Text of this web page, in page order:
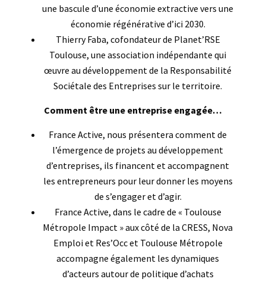
une bascule d’une économie extractive vers une
économie régénérative d’ici 2030.
Thierry Faba, cofondateur de Planet’RSE
Toulouse, une association indépendante qui
œuvre au développement de la Responsabilité
Sociétale des Entreprises sur le territoire.
Comment être une entreprise engagée…
France Active, nous présentera comment de
l’émergence de projets au développement
d’entreprises, ils financent et accompagnent
les entrepreneurs pour leur donner les moyens
de s’engager et d’agir.
France Active, dans le cadre de « Toulouse
Métropole Impact » aux côté de la CRESS, Nova
Emploi et Res’Occ et Toulouse Métropole
accompagne également les dynamiques
d’acteurs autour de politique d’achats